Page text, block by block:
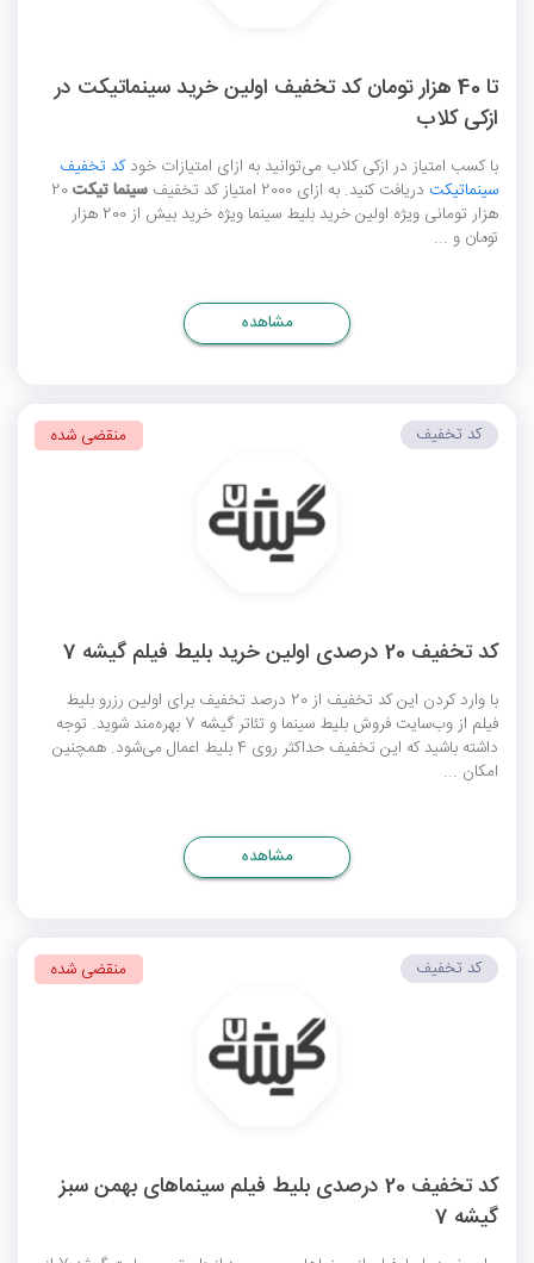
تا 40 هزار تومان کد تخفیف اولین خرید سینماتیکت در
ازکی کلاب
با کسب امتیاز در ازکی کلاب می‌توانید به ازای امتیازات خودکد تخفیف
سینماتیکت دریافت کنید. به ازای 2000 امتیاز کد تخفیف سینما تیکت20
هزار تومانی ویژه اولین خرید بلیط سینما ویژه خرید بیش از 200 هزار
تومان و ...
مشاهده
کد تخفیف 20 درصدی اولین خرید بلیط فیلم گیشه 7
با وارد کردن این کد تخفیف از 20 درصد تخفیف برای اولین رزرو بلیط
فیلم از وب‌سایت فروش بلیط سینما و تئاتر گیشه 7 بهره‌مند شوید. توجه
داشته باشید که این تخفیف حداکثر روی 4 بلیط اعمال می‌شود. همچنین
امکان ...
کد تخفیف منقضی شده
مشاهده
کد تخفیف 20 درصدی بلیط فیلم سینماهای بهمن سبز
گیشه 7
کد تخفیف منقضی شده